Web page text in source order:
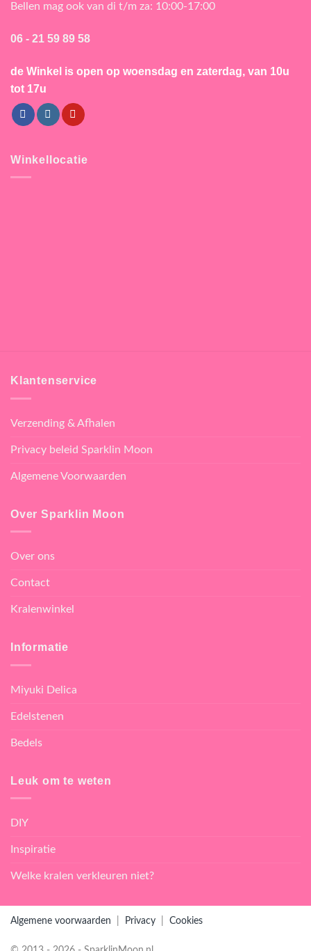
Bellen mag ook van di t/m za: 10:00-17:00
06 - 21 59 89 58
de Winkel is open op woensdag en zaterdag, van 10u
tot 17u
Winkellocatie
Klantenservice
Verzending & Afhalen
Privacy beleid Sparklin Moon
Algemene Voorwaarden
Over Sparklin Moon
Over ons
Contact
Kralenwinkel
Informatie
Miyuki Delica
Edelstenen
Bedels
Leuk om te weten
DIY
Inspiratie
Welke kralen verkleuren niet?
Algemene voorwaarden Privacy Cookies